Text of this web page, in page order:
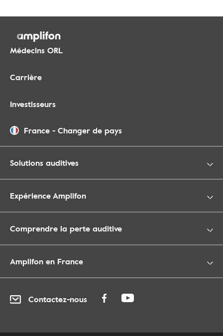
Médecins ORL
Carrière
Investisseurs
France - Changer de pays
Solutions auditives
Expérience Amplifon
Comprendre la perte auditive
Amplifon en France
Contactez-nous